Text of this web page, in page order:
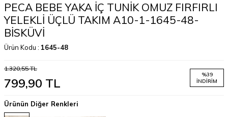
PECA BEBE YAKA İÇ TUNİK OMUZ FIRFIRLI
YELEKLİ ÜÇLÜ TAKIM A10-1-1645-48-
BİSKÜVİ
Ürün Kodu : 1645-48
1.320,55TL
799,90 TL
%39
İNDIRIM
Ürünün Diğer Renkleri